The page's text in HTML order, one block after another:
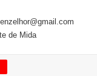
de Mida